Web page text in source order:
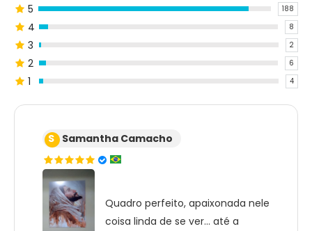
5 188
4 8
3 2
2 6
1 4
S Samantha Camacho
Quadro perfeito, apaixonada nele
coisa linda de se ver... até a